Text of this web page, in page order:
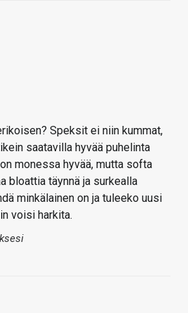
Speksit ei niin kummat,
saatavilla hyvää puhelinta
monessa hyvää, mutta softa
bloattia täynnä ja surkealla
minkälainen on ja tuleeko uusi
voisi harkita.